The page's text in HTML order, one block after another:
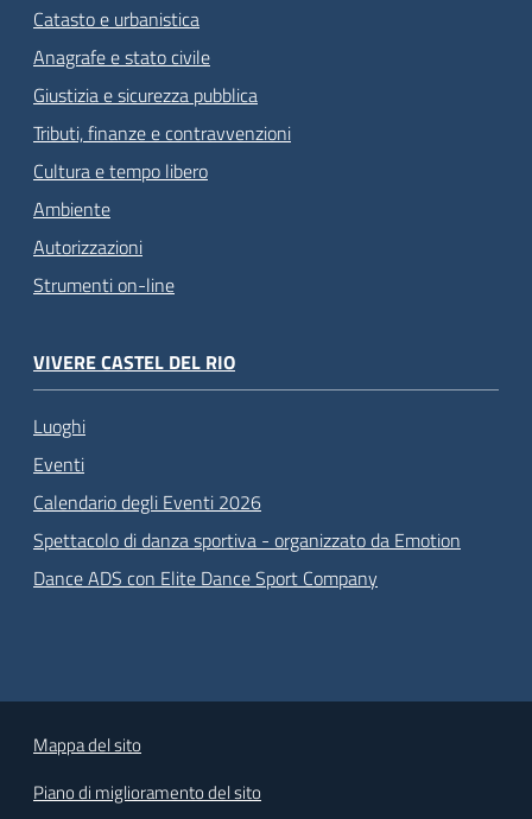
Catasto e urbanistica
Anagrafe e stato civile
Giustizia e sicurezza pubblica
Tributi, finanze e contravvenzioni
Cultura e tempo libero
Ambiente
Autorizzazioni
Strumenti on-line
VIVERE CASTEL DEL RIO
Luoghi
Eventi
Calendario degli Eventi 2026
Spettacolo di danza sportiva - organizzato da Emotion
Dance ADS con Elite Dance Sport Company
Mappa del sito
Piano di miglioramento del sito